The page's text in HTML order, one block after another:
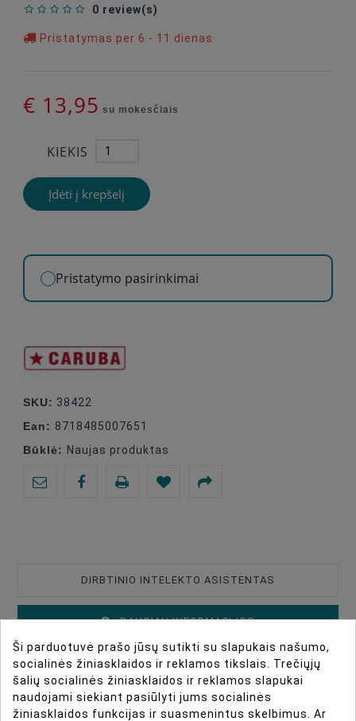
0 review(s)
Pristatymas per 6 - 11 dienas
€ 13,95 su mokesčiais
KIEKIS
Įdėti į krepšelį
Pristatymo pasirinkimai
SKU: 38422
Ean: 8718485007651
Būklė: Naujas produktas
DIRBTINIO INTELEKTO ASISTENTAS
DAUGIAU INFORMACIJOS
DUOMENŲ LAPAS
ATSILIEPIMAI
Ši parduotuvė prašo jūsų sutikti su slapukais našumo,
socialinės žiniasklaidos ir reklamos tikslais. Trečiųjų
šalių socialinės žiniasklaidos ir reklamos slapukai
naudojami siekiant pasiūlyti jums socialinės
žiniasklaidos funkcijas ir suasmenintus skelbimus. Ar